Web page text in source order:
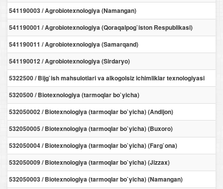
541190003 / Agrobiotexnologiya (Namangan)
541190001 / Agrobiotexnologiya (Qoraqalpog`iston Respublikasi)
541190011 / Agrobiotexnologiya (Samarqand)
541190012 / Agrobiotexnologiya (Sirdaryo)
5322500 / Bijg`ish mahsulotlari va alkogolsiz ichimliklar texnologiyasi
5320500 / Biotexnologiya (tarmoqlar bo`yicha)
532050002 / Biotexnologiya (tarmoqlar bo`yicha) (Andijon)
532050005 / Biotexnologiya (tarmoqlar bo`yicha) (Buxoro)
532050004 / Biotexnologiya (tarmoqlar bo`yicha) (Farg`ona)
532050009 / Biotexnologiya (tarmoqlar bo`yicha) (Jizzax)
532050003 / Biotexnologiya (tarmoqlar bo`yicha) (Namangan)